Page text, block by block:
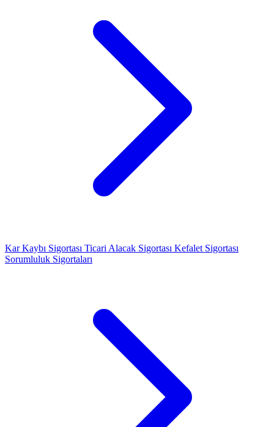
Kar Kaybı Sigortası Ticari Alacak Sigortası Kefalet Sigortası
Sorumluluk Sigortaları